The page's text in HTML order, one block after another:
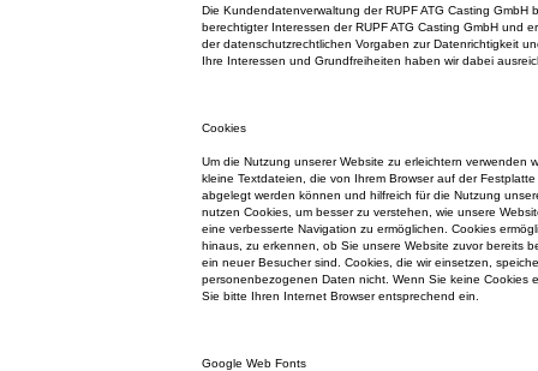
Die Kundendatenverwaltung der RUPF ATG Casting GmbH
berechtigter Interessen der RUPF ATG Casting GmbH und
der datenschutzrechtlichen Vorgaben zur Datenrichtigkeit
Ihre Interessen und Grundfreiheiten haben wir dabei
Cookies
Um die Nutzung unserer Website zu erleichtern verwenden
kleine Textdateien, die von Ihrem Browser auf der
abgelegt werden können und hilfreich für die Nutzung
nutzen Cookies, um besser zu verstehen, wie unsere
eine verbesserte Navigation zu ermöglichen. Cookies
hinaus, zu erkennen, ob Sie unsere Website zuvor bereits
ein neuer Besucher sind. Cookies, die wir einsetzen,
personenbezogenen Daten nicht. Wenn Sie keine Cookies
Sie bitte Ihren Internet Browser entsprechend ein.
Google Web Fonts